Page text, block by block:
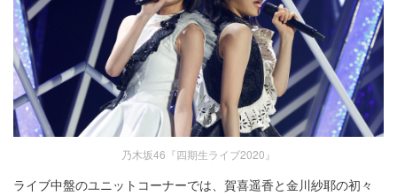
乃木坂46『四期生ライブ2020』
ライブ中盤のユニットコーナーでは、賀喜遥香と金川紗耶の初々